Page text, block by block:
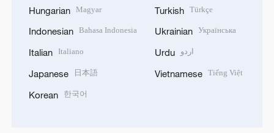
Hungarian Magyar
Indonesian Bahasa Indonesia
Italian Italiano
Japanese 日本語
Korean 한국어
Turkish Türkçe
Ukrainian Українська
Urdu اردو
Vietnamese Tiếng Việt